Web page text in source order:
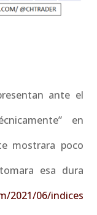
ante el
en
mostrara poco
esa dura
2021/06/indices